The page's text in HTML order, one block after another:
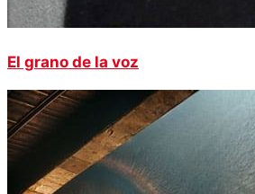
El grano de la voz